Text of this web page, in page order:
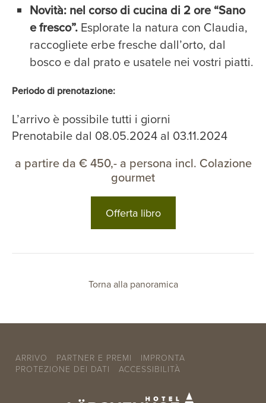
Novità: nel corso di cucina di 2 ore “Sano
e fresco”. Esplorate la natura con Claudia,
raccogliete erbe fresche dall’orto, dal
bosco e dal prato e usatele nei vostri piatti.
Periodo di prenotazione:
L’arrivo è possibile tutti i giorni
Prenotabile dal 08.05.2024 al 03.11.2024
a partire da € 450,- a persona incl. Colazione
gourmet
Offerta libro
Torna alla panoramica
ARRIVO PARTNER E PREMI
IMPRONTA
PROTEZIONE DEI DATI
ACCESSIBILITÀ